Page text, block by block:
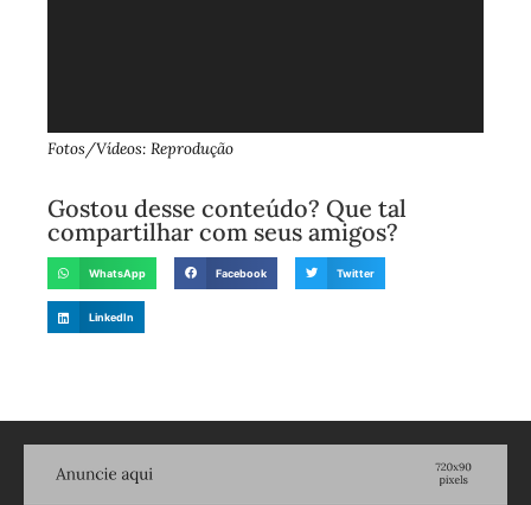
Fotos/Vídeos: Reprodução
Gostou desse conteúdo? Que tal
compartilhar com seus amigos?
WhatsApp Facebook Twitter
LinkedIn